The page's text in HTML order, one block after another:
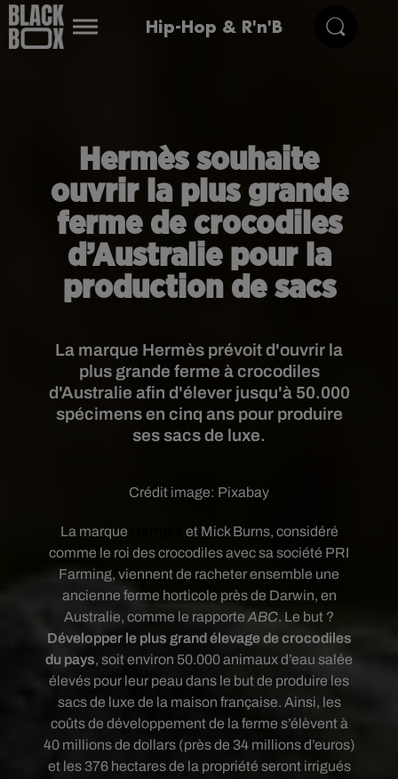
Hip-Hop & R'n'B
Hermès souhaite
ouvrir la plus grande
ferme de crocodiles
d’Australie pour la
production de sacs
La marque Hermès prévoit d'ouvrir la
plus grande ferme à crocodiles
d'Australie afin d'élever jusqu'à 50.000
spécimens en cinq ans pour produire
ses sacs de luxe.
Crédit image: Pixabay
La marque
et Mick Burns, considéré
comme le roi des crocodiles avec sa société PRI
Farming, viennent de racheter ensemble une
ancienne ferme horticole près de Darwin, en
Australie, comme le rapporte ABC. Le but ?
Développer le plus grand élevage de crocodiles
du pays, soit environ 50.000 animaux d’eau salée
élevés pour leur peau dans le but de produire les
sacs de luxe de la maison française. Ainsi, les
coûts de développement de la ferme s’élèvent à
40 millions de dollars (près de 34 millions d’euros)
et les 376 hectares de la propriété seront irrigués